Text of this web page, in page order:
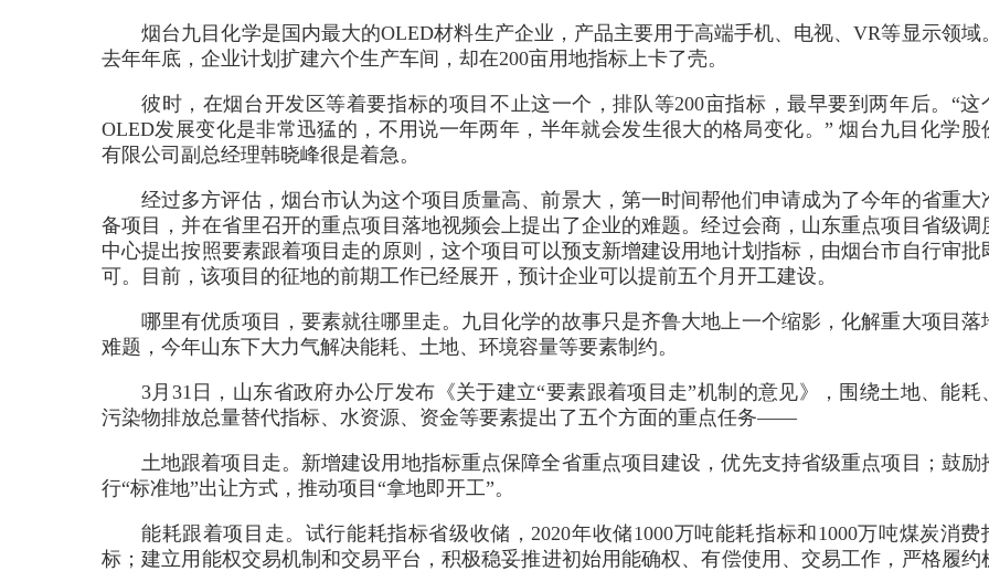
烟台九目化学是国内最大的OLED材料生产企业，产品主要用于高端手机、电视、VR等显示领域。
去年年底，企业计划扩建六个生产车间，却在200亩用地指标上卡了壳。
彼时，在烟台开发区等着要指标的项目不止这一个，排队等200亩指标，最早要到两年后。“这
OLED发展变化是非常迅猛的，不用说一年两年，半年就会发生很大的格局变化。” 烟台九目化学股
有限公司副总经理韩晓峰很是着急。
经过多方评估，烟台市认为这个项目质量高、前景大，第一时间帮他们申请成为了今年的省重大
备项目，并在省里召开的重点项目落地视频会上提出了企业的难题。经过会商，山东重点项目省级调
中心提出按照要素跟着项目走的原则，这个项目可以预支新增建设用地计划指标，由烟台市自行审批
可。目前，该项目的征地的前期工作已经展开，预计企业可以提前五个月开工建设。
哪里有优质项目，要素就往哪里走。九目化学的故事只是齐鲁大地上一个缩影，化解重大项目落
难题，今年山东下大力气解决能耗、土地、环境容量等要素制约。
3月31日，山东省政府办公厅发布《关于建立“要素跟着项目走”机制的意见》，围绕土地、能耗、
污染物排放总量替代指标、水资源、资金等要素提出了五个方面的重点任务——
土地跟着项目走。新增建设用地指标重点保障全省重点项目建设，优先支持省级重点项目；鼓励
行“标准地”出让方式，推动项目“拿地即开工”。
能耗跟着项目走。试行能耗指标省级收储，2020年收储1000万吨能耗指标和1000万吨煤炭消费
标；建立用能权交易机制和交易平台，积极稳妥推进初始用能确权、有偿使用、交易工作，严格履约